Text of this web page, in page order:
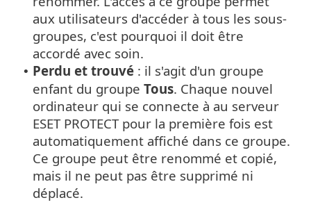
aux utilisateurs d'accéder à tous les sous-
groupes, c'est pourquoi il doit être
accordé avec soin.
• Perdu et trouvé : il s'agit d'un groupe
enfant du groupe Tous. Chaque nouvel
ordinateur qui se connecte à au serveur
ESET PROTECT pour la première fois est
automatiquement affiché dans ce groupe.
Ce groupe peut être renommé et copié,
mais il ne peut pas être supprimé ni
déplacé.